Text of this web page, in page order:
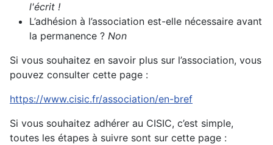
l'écrit !
L’adhésion à l’association est-elle nécessaire avant
la permanence ? Non
Si vous souhaitez en savoir plus sur l’association, vous
pouvez consulter cette page :
https://www.cisic.fr/association/en-bref
Si vous souhaitez adhérer au CISIC, c’est simple,
toutes les étapes à suivre sont sur cette page :